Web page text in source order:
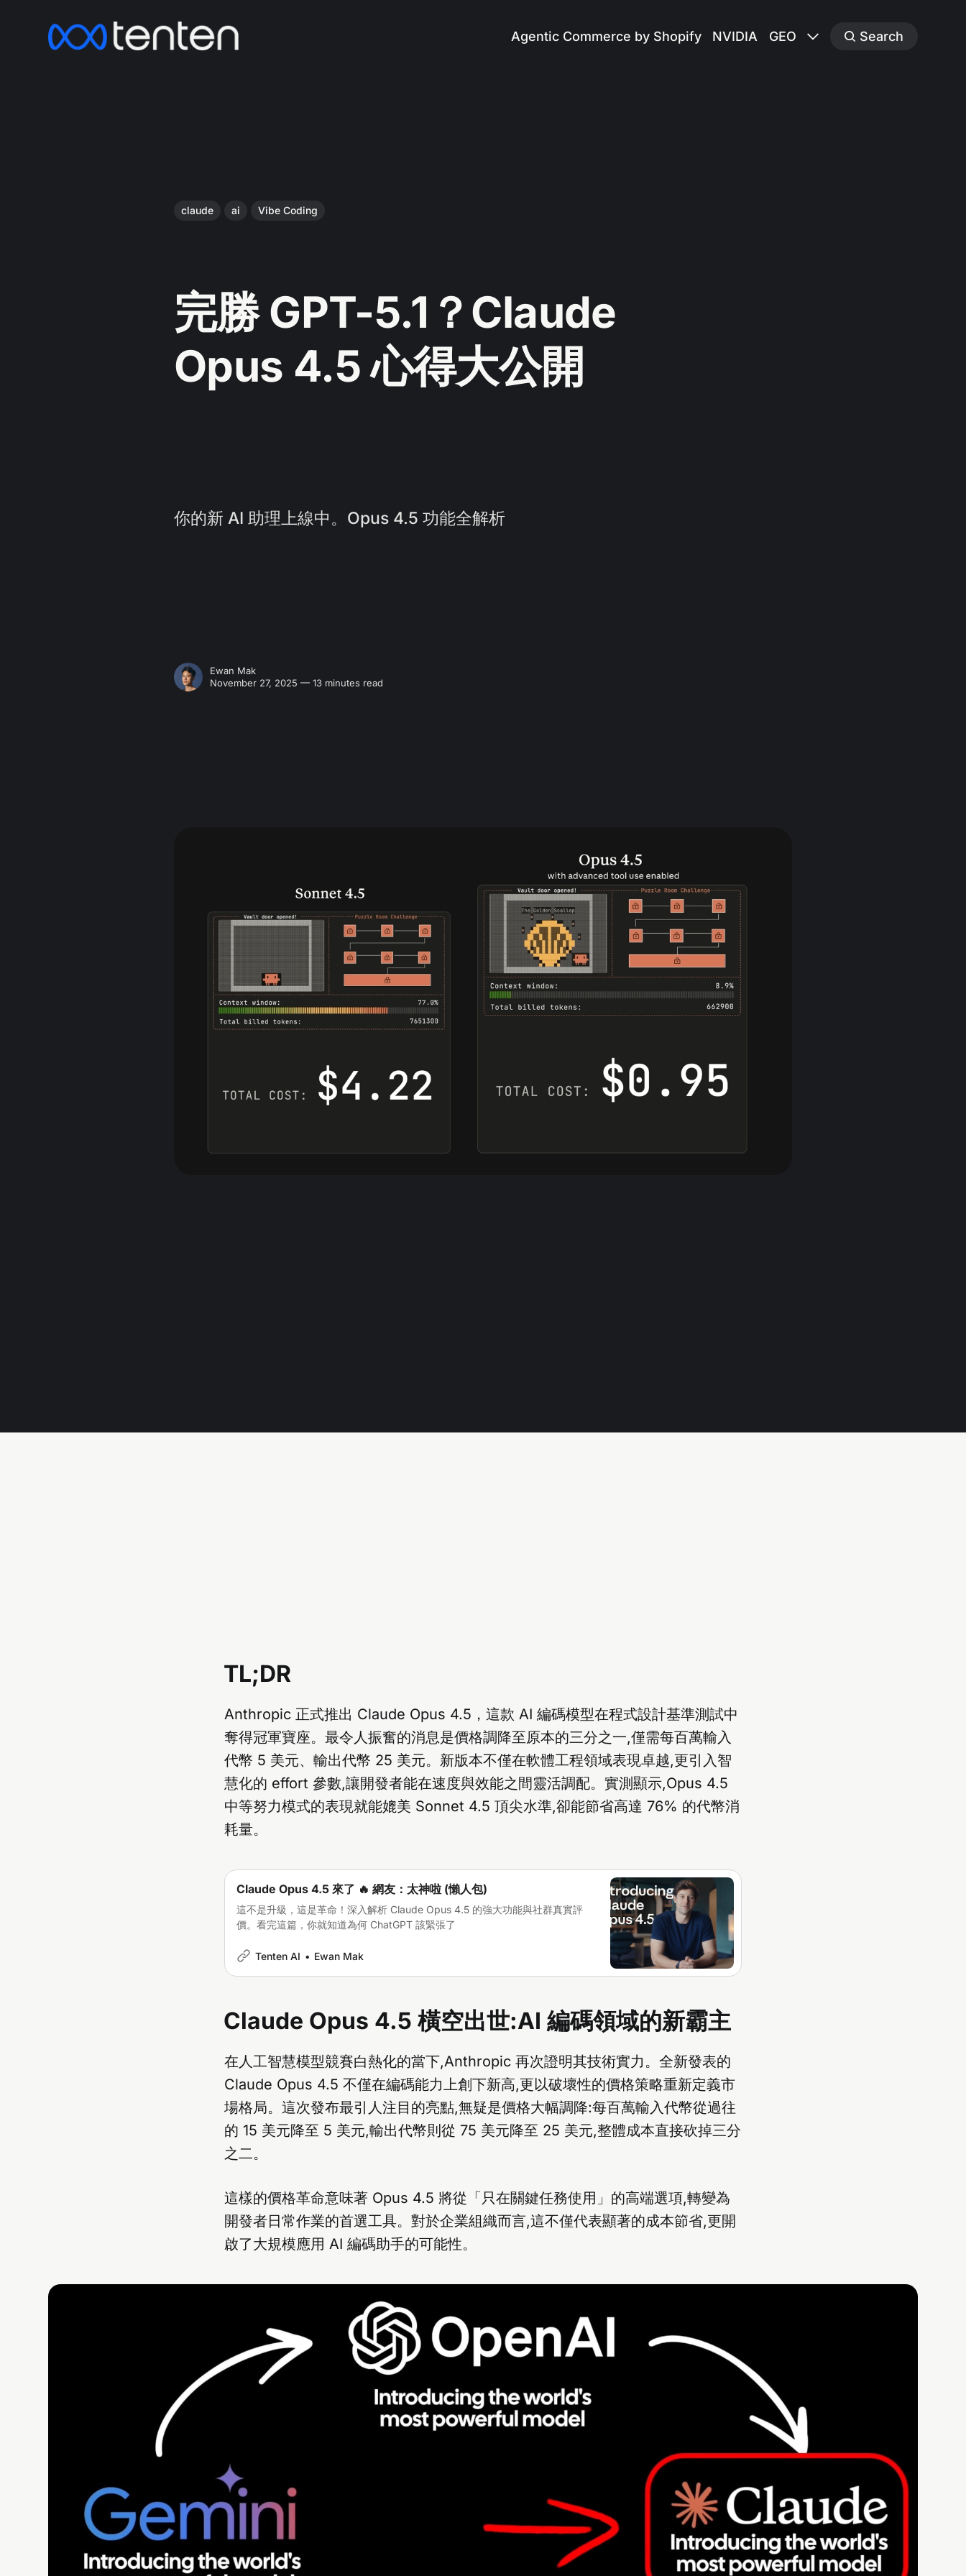
Agentic Commerce by Shopify NVIDIA GEO Search
claude ai Vibe Coding
完勝 GPT-5.1？Claude
Opus 4.5 心得大公開
你的新 AI 助理上線中。Opus 4.5 功能全解析
Ewan Mak
November 27, 2025 — 13 minutes read
TL;DR
Anthropic 正式推出 Claude Opus 4.5，這款 AI 編碼模型在程式設計基準測試中
奪得冠軍寶座。最令人振奮的消息是價格調降至原本的三分之一,僅需每百萬輸入
代幣 5 美元、輸出代幣 25 美元。新版本不僅在軟體工程領域表現卓越,更引入智
慧化的 effort 參數,讓開發者能在速度與效能之間靈活調配。實測顯示,Opus 4.5
中等努力模式的表現就能媲美 Sonnet 4.5 頂尖水準,卻能節省高達 76% 的代幣消
耗量。
Claude Opus 4.5 來了 🔥 網友：太神啦 (懶人包)
這不是升級，這是革命！深入解析 Claude Opus 4.5 的強大功能與社群真實評
價。看完這篇，你就知道為何 ChatGPT 該緊張了
Tenten AI Ewan Mak
Claude Opus 4.5 橫空出世:AI 編碼領域的新霸主
在人工智慧模型競賽白熱化的當下,Anthropic 再次證明其技術實力。全新發表的
Claude Opus 4.5 不僅在編碼能力上創下新高,更以破壞性的價格策略重新定義市
場格局。這次發布最引人注目的亮點,無疑是價格大幅調降:每百萬輸入代幣從過往
的 15 美元降至 5 美元,輸出代幣則從 75 美元降至 25 美元,整體成本直接砍掉三分
之二。
這樣的價格革命意味著 Opus 4.5 將從「只在關鍵任務使用」的高端選項,轉變為
開發者日常作業的首選工具。對於企業組織而言,這不僅代表顯著的成本節省,更開
啟了大規模應用 AI 編碼助手的可能性。